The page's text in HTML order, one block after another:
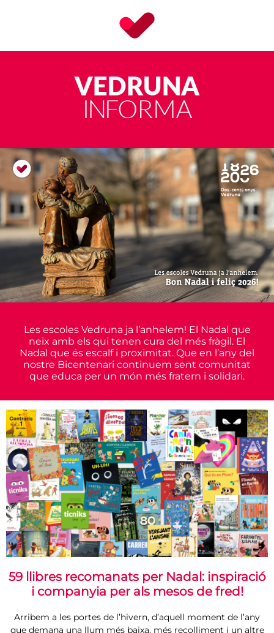
Les escoles Vedruna ja l’anhelem! El Nadal que
neix amb els qui tenen cura del més fràgil. El
Nadal que és escalf i proximitat. Que en l’any del
nostre Bicentenari continuem sent comunitat
que educa per un món més fratern i solidari.
59 llibres recomanats per Nadal: inspiració
i companyia per als mesos de fred!
Arribem a les portes de l’hivern, d’aquell moment de l’any
que demana una llum més baixa, més recolliment i un altre